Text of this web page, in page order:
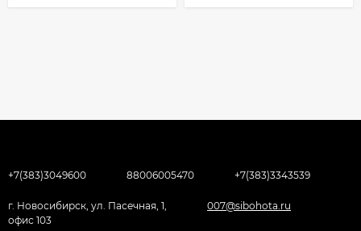
+7(383)3049600 88006005470 +7(383)3343539
г. Новосибирск, ул. Пасечная, 1,
офис 103
007@sibohota.ru